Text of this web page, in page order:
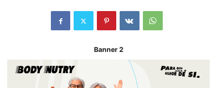
Banner 2